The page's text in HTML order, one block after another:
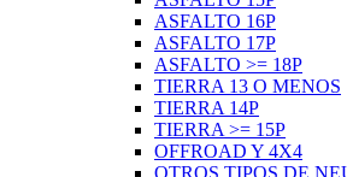
ASFALTO 16P
ASFALTO 17P
ASFALTO >= 18P
TIERRA 13 O MENOS
TIERRA 14P
TIERRA >= 15P
OFFROAD Y 4X4
OTROS TIPOS DE